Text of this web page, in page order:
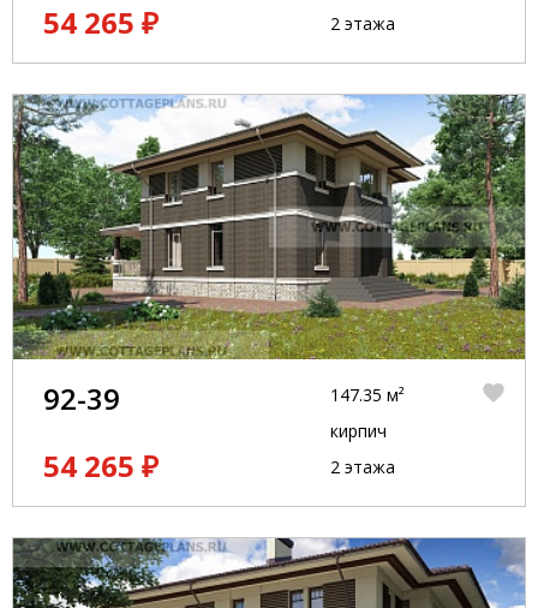
54 265 ₽
2 этажа
92-39
54 265 ₽
147.35 м²
кирпич
2 этажа